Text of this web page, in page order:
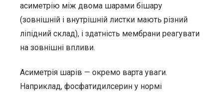
асиметрію між двома шарами бішару
(зовнішній і внутрішній листки мають різний
ліпідний склад), і здатність мембрани реагувати
на зовнішні впливи.
Асиметрія шарів — окремо варта уваги.
Наприклад, фосфатидилсерин у нормі